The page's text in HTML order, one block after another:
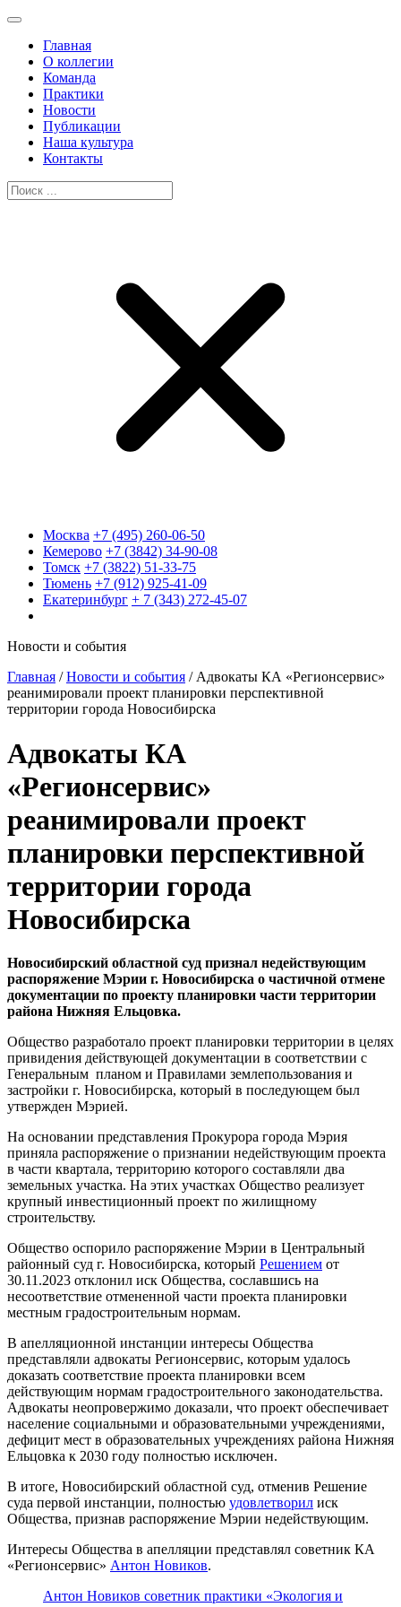
Главная
О коллегии
Команда
Практики
Новости
Публикации
Наша культура
Контакты
Москва +7 (495) 260-06-50
Кемерово +7 (3842) 34-90-08
Томск +7 (3822) 51-33-75
Тюмень +7 (912) 925-41-09
Екатеринбург + 7 (343) 272-45-07
Новости и события
Главная /Новости и события / Адвокаты КА «Регионсервис»
реанимировали проект планировки перспективной
территории города Новосибирска
Адвокаты КА
«Регионсервис»
реанимировали проект
планировки перспективной
территории города
Новосибирска
Новосибирский областной суд признал недействующим
распоряжение Мэрии г. Новосибирска о частичной отмене
документации по проекту планировки части территории
района Нижняя Ельцовка.
Общество разработало проект планировки территории в целях
привидения действующей документации в соответствии с
Генеральным планом и Правилами землепользования и
застройки г. Новосибирска, который в последующем был
утвержден Мэрией.
На основании представления Прокурора города Мэрия
приняла распоряжение о признании недействующим проекта
в части квартала, территорию которого составляли два
земельных участка. На этих участках Общество реализует
крупный инвестиционный проект по жилищному
строительству.
Общество оспорило распоряжение Мэрии в Центральный
районный суд г. Новосибирска, который Решением от
30.11.2023 отклонил иск Общества, сославшись на
несоответствие отмененной части проекта планировки
местным градостроительным нормам.
В апелляционной инстанции интересы Общества
представляли адвокаты Регионсервис, которым удалось
доказать соответствие проекта планировки всем
действующим нормам градостроительного законодательства.
Адвокаты неопровержимо доказали, что проект обеспечивает
население социальными и образовательными учреждениями,
дефицит мест в образовательных учреждениях района Нижняя
Ельцовка к 2030 году полностью исключен.
В итоге, Новосибирский областной суд, отменив Решение
суда первой инстанции, полностью удовлетворил иск
Общества, признав распоряжение Мэрии недействующим.
Интересы Общества в апелляции представлял советник КА
«Регионсервис» Антон Новиков.
Антон Новиков советник практики «Экология и